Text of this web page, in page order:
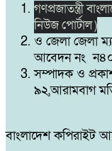
গণপ্রজাতন্ত্রী
নিউজ পোর্টাল )
ও জেলা জেলা
আবেদন নং
সম্পাদক ও
৯২,আরামবাগ
বাংলাদেশ কপিরাইট